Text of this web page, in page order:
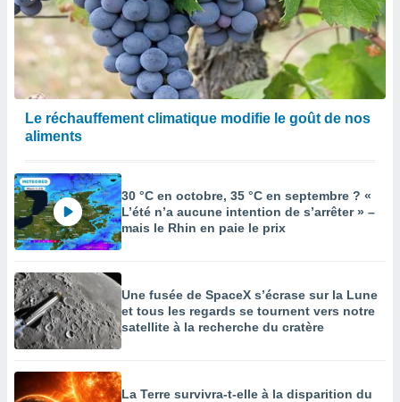
Le réchauffement climatique modifie le goût de nos
aliments
30 °C en octobre, 35 °C en septembre ? «
L’été n’a aucune intention de s’arrêter » –
mais le Rhin en paie le prix
Une fusée de SpaceX s’écrase sur la Lune
et tous les regards se tournent vers notre
satellite à la recherche du cratère
La Terre survivra-t-elle à la disparition du